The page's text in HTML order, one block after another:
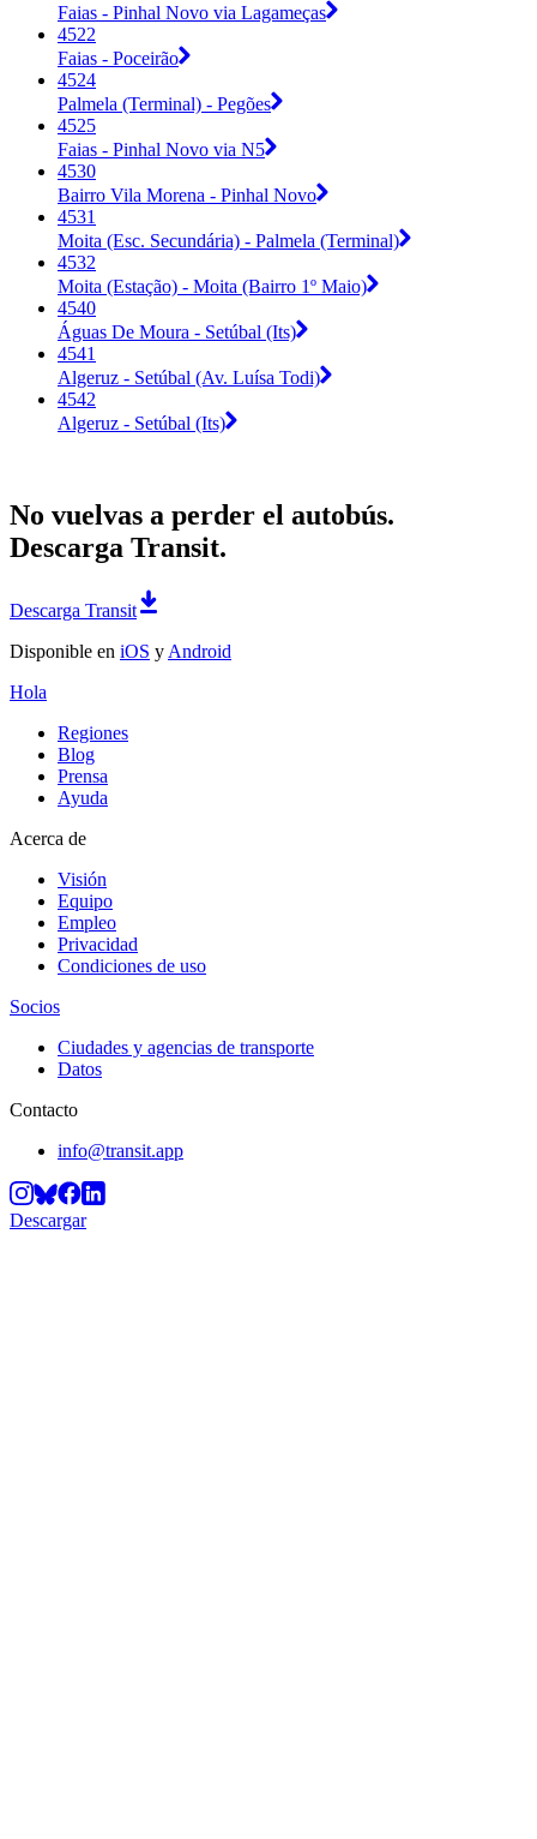
Faias - Pinhal Novo via Lagameças
4522
Faias - Poceirão
4524
Palmela (Terminal) - Pegões
4525
Faias - Pinhal Novo via N5
4530
Bairro Vila Morena - Pinhal Novo
4531
Moita (Esc. Secundária) - Palmela (Terminal)
4532
Moita (Estação) - Moita (Bairro 1º Maio)
4540
Águas De Moura - Setúbal (Its)
4541
Algeruz - Setúbal (Av. Luísa Todi)
4542
Algeruz - Setúbal (Its)
No vuelvas a perder el autobús.
Descarga Transit.
Descarga Transit
Disponible en iOS y Android
Hola
Regiones
Blog
Prensa
Ayuda
Acerca de
Visión
Equipo
Empleo
Privacidad
Condiciones de uso
Socios
Ciudades y agencias de transporte
Datos
Contacto
info@transit.app
Descargar